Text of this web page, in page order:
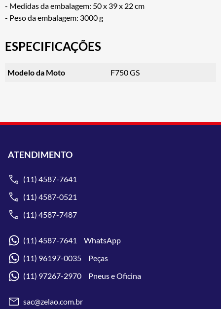
- Medidas da embalagem: 50 x 39 x 22 cm
- Peso da embalagem: 3000 g
ESPECIFICAÇÕES
Modelo da Moto F750 GS
ATENDIMENTO
(11) 4587-7641
(11) 4587-0521
(11) 4587-7487
(11) 4587-7641 WhatsApp
(11) 96197-0035 Peças
(11) 97267-2970 Pneus e Oficina
sac@zelao.com.br